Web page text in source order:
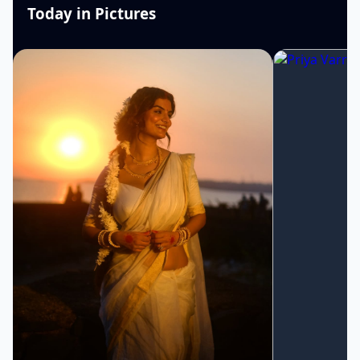
Today in Pictures